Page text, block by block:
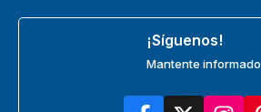
¡Síguenos!
Mantente informado